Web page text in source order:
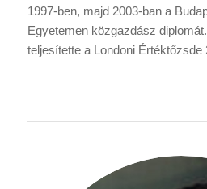
1997-ben, majd 2003-ban a
Egyetemen közgazdász
teljesítette a Londoni Értéktőzsde